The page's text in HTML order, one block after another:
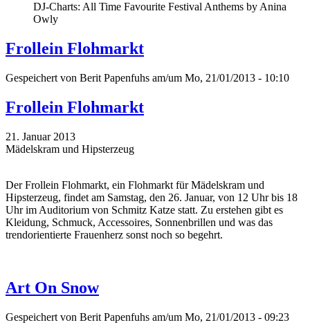
DJ-Charts: All Time Favourite Festival Anthems by Anina
Owly
Frollein Flohmarkt
Gespeichert von Berit Papenfuhs am/um Mo, 21/01/2013 - 10:10
Frollein Flohmarkt
21. Januar 2013
Mädelskram und Hipsterzeug
Der Frollein Flohmarkt, ein Flohmarkt für Mädelskram und
Hipsterzeug, findet am Samstag, den 26. Januar, von 12 Uhr bis 18
Uhr im Auditorium von Schmitz Katze statt. Zu erstehen gibt es
Kleidung, Schmuck, Accessoires, Sonnenbrillen und was das
trendorientierte Frauenherz sonst noch so begehrt.
Art On Snow
Gespeichert von Berit Papenfuhs am/um Mo, 21/01/2013 - 09:23